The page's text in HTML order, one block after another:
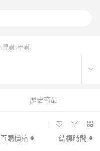
昆蟲 甲蟲
歷史商品
直購價格 結標時間